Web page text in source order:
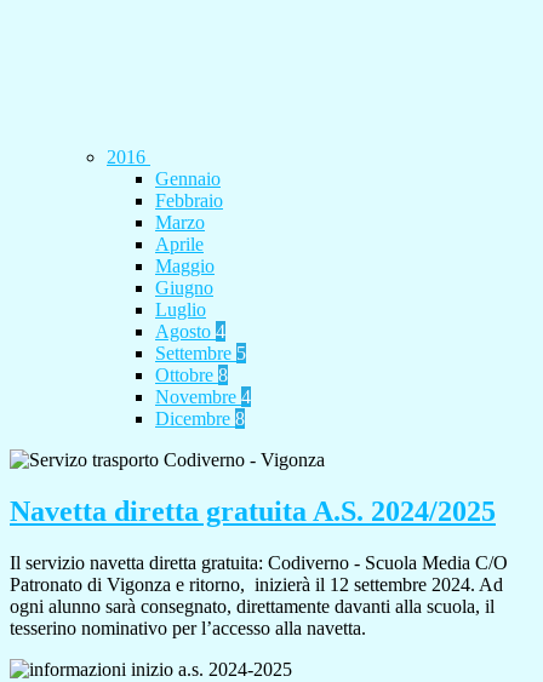
2016
Gennaio
Febbraio
Marzo
Aprile
Maggio
Giugno
Luglio
Agosto 4
Settembre 5
Ottobre 8
Novembre 4
Dicembre 8
Navetta diretta gratuita A.S. 2024/2025
Il servizio navetta diretta gratuita: Codiverno - Scuola Media C/O
Patronato di Vigonza e ritorno, inizierà il 12 settembre 2024. Ad
ogni alunno sarà consegnato, direttamente davanti alla scuola, il
tesserino nominativo per l’accesso alla navetta.